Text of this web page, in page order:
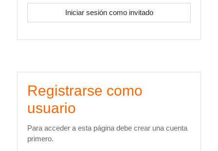
Iniciar sesión como invitado
Registrarse como
usuario
Para acceder a esta página debe crear una cuenta
primero.